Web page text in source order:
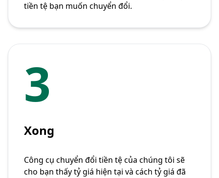
tiền tệ bạn muốn chuyển đổi.
3
Xong
Công cụ chuyển đổi tiền tệ của chúng tôi sẽ
cho bạn thấy tỷ giá hiện tại và cách tỷ giá đã